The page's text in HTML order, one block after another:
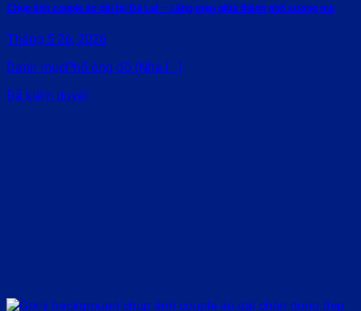
Chụp ảnh couple áo dài tại Đà Lạt – Lãng mạn giữa thành phố sương mù
Tháng 5 26, 2026
Danh mụcPhố ông đồ (Nhà [...]
Đã kiểm duyệt